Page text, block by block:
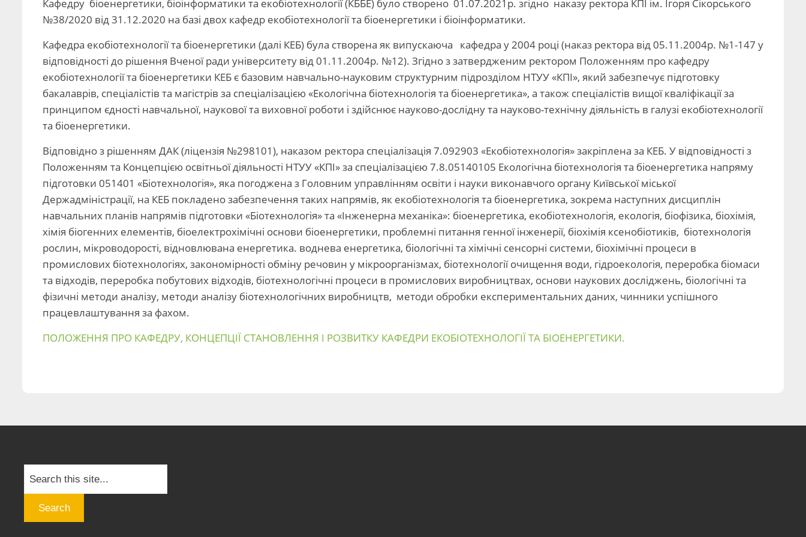
Кафедру біоенергетики, біоінформатики та екобіотехнології (КББЕ) було створено 01.07.2021р. згідно наказу ректора КПІ ім. Ігоря Сікорського
№38/2020 від 31.12.2020 на базі двох кафедр екобіотехнології та біоенергетики і біоінформатики.
Кафедра екобіотехнології та біоенергетики (далі КЕБ) була створена як випускаюча кафедра у 2004 році (наказ ректора від 05.11.2004р. №1-147 у
відповідності до рішення Вченої ради університету від 01.11.2004р. №12). Згідно з затвердженим ректором Положенням про кафедру
екобіотехнології та біоенергетики КЕБ є базовим навчально-науковим структурним підрозділом НТУУ «КПІ», який забезпечує підготовку
бакалаврів, спеціалістів та магістрів за спеціалізацією «Екологічна біотехнологія та біоенергетика», а також спеціалістів вищої кваліфікації за
принципом єдності навчальної, наукової та виховної роботи і здійснює науково-дослідну та науково-технічну діяльність в галузі екобіотехнології
та біоенергетики.
Відповідно з рішенням ДАК (ліцензія №298101), наказом ректора спеціалізація 7.092903 «Екобіотехнологія» закріплена за КЕБ. У відповідності з
Положенням та Концепцією освітньої діяльності НТУУ «КПІ» за спеціалізацією 7.8.05140105 Екологічна біотехнологія та біоенергетика напряму
підготовки 051401 «Біотехнологія», яка погоджена з Головним управлінням освіти і науки виконавчого органу Київської міської
Держадміністрації, на КЕБ покладено забезпечення таких напрямів, як екобіотехнологія та біоенергетика, зокрема наступних дисциплін
навчальних планів напрямів підготовки «Біотехнологія» та «Інженерна механіка»: біоенергетика, екобіотехнологія, екологія, біофізика, біохімія,
хімія біогенних елементів, біоелектрохімічні основи біоенергетики, проблемні питання генної інженерії, біохімія ксенобіотиків, біотехнологія
рослин, мікроводорості, відновлювана енергетика. воднева енергетика, біологічні та хімічні сенсорні системи, біохімічні процеси в
промислових біотехнологіях, закономірності обміну речовин у мікроорганізмах, біотехнології очищення води, гідроекологія, переробка біомаси
та відходів, переробка побутових відходів, біотехнологічні процеси в промислових виробництвах, основи наукових досліджень, біологічні та
фізичні методи аналізу, методи аналізу біотехнологічних виробництв, методи обробки експериментальних даних, чинники успішного
працевлаштування за фахом.
ПОЛОЖЕННЯ ПРО КАФЕДРУ, КОНЦЕПЦІЇ СТАНОВЛЕННЯ І РОЗВИТКУ КАФЕДРИ ЕКОБІОТЕХНОЛОГІЇ ТА БІОЕНЕРГЕТИКИ.